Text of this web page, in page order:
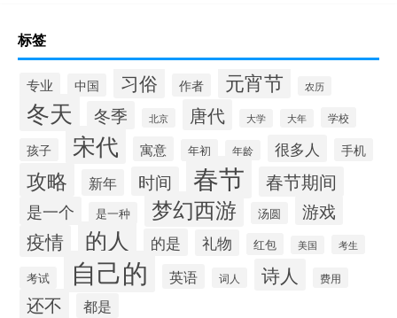
标签
专业 中国 习俗 作者 元宵节 农历
冬天 冬季 北京 唐代 大学 大年 学校
孩子 宋代 寓意 年初 年龄 很多人 手机
攻略 新年 时间 春节 春节期间
是一个 是一种 梦幻西游 汤圆 游戏
疫情 的人 的是 礼物 红包 美国 考生
考试 自己的 英语 词人 诗人 费用
还不 都是